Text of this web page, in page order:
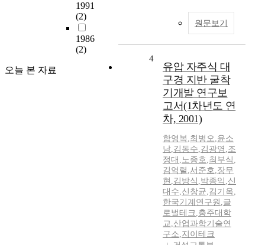
1991
(2)
1986
(2)
오늘 본 자료
원문보기
4
유압 자주식 대
구경 지반 굴착
기개발 연구보
고서(1차년도 연
차, 2001)
함영복,최병오,윤소
남,김동수,김광영 ,조
정대 ,노종호,최부식 ,
김억렬 ,서준호,장무
현 ,김방식 ,박종익 ,신
대수,신창균,김기옥,
한국기계연구원 ,글
로벌테크,충주대학
교,산업과학기술연
구소,지이테크